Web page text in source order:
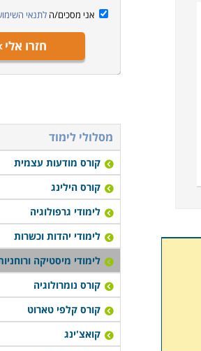
אני מסכים/הלתנאי
חזרו אלי
מסלולי לימוד
קורס מודעות עצמית
קורס הילינג
לימודי גרפולוגיה
לימודי יהדות וכשרות
לימודי מיסטיקה
קורס נומרולוגיה
קורס קלפי טארוט
קואצ'ינג